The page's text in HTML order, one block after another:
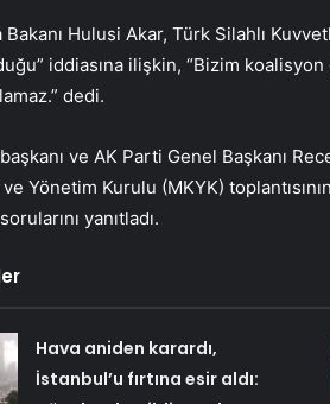
Hulusi Akar, Türk Silahlı
iddiasına ilişkin, “Bizim
dedi.
ve AK Parti Genel Başkanı
Yönetim Kurulu (MKYK)
yanıtladı.
Hava aniden karardı,
İstanbul’u fırtına esir aldı: